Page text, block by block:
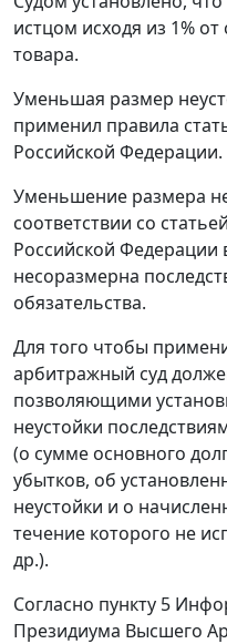
истцом исходя из 1%
товара.
Уменьшая размер
применил правила
Российской Федерации.
Уменьшение размера
соответствии со
Российской Федерации
несоразмерна
обязательства.
Для того чтобы
арбитражный суд
позволяющими
неустойки
(о сумме основного
убытков, об
неустойки и о
течение которого не
др.).
Согласно пункту 5
Президиума Высшего